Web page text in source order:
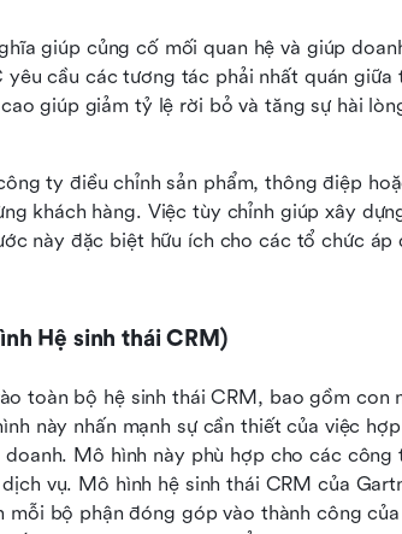
giúp củng cố mối quan hệ và giúp
cầu các tương tác phải nhất quán giữa
giúp giảm tỷ lệ rời bỏ và tăng sự hài
ty điều chỉnh sản phẩm, thông điệp
khách hàng. Việc tùy chỉnh giúp xây
này đặc biệt hữu ích cho các tổ chức áp
Hệ sinh thái CRM)
toàn bộ hệ sinh thái CRM, bao gồm con
này nhấn mạnh sự cần thiết của việc
Mô hình này phù hợp cho các công
mỗi bộ phận đóng góp vào thành công